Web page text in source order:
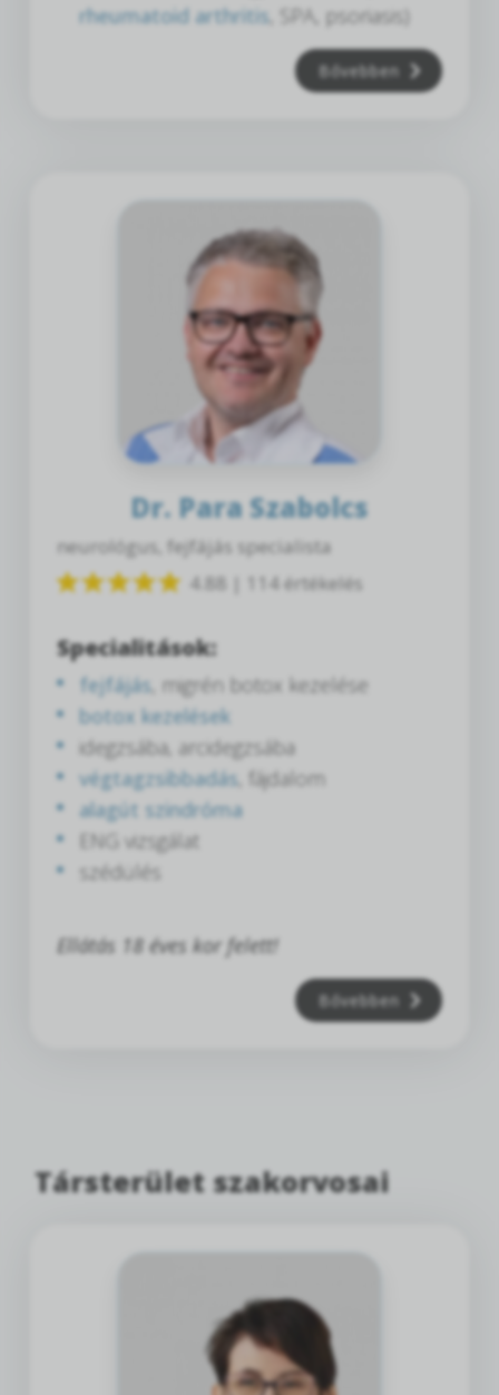
rheumatoid arthritis , SPA, psoriasis)
Bővebben
Dr. Para Szabolcs
neurológus, fejfájás specialista
4.88 | 114 értékelés
Specialitások:
fejfájás , migrén botox kezelése
botox kezelések
idegzsába, arcidegzsába
végtagzsibbadás , fájdalom
alagút szindróma
ENG vizsgálat
szédülés
Ellátás 18 éves kor felett!
Bővebben
Társterület szakorvosai